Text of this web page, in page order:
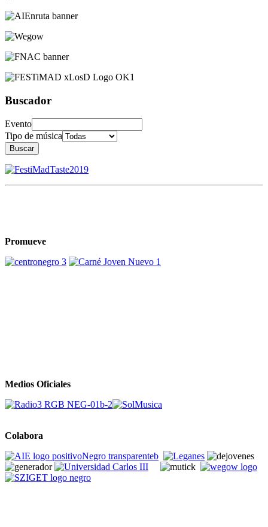
Buscador
Evento
Tipo de música
Buscar
Promueve
Medios Oficiales
Colabora